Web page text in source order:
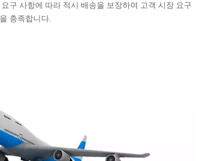
구 사항에 따라 적시 배송을 보장하여 고객 시장 요구
충족합니다.